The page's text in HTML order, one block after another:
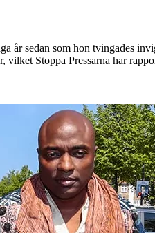
år sedan som hon tvingades
vilket Stoppa Pressarna har